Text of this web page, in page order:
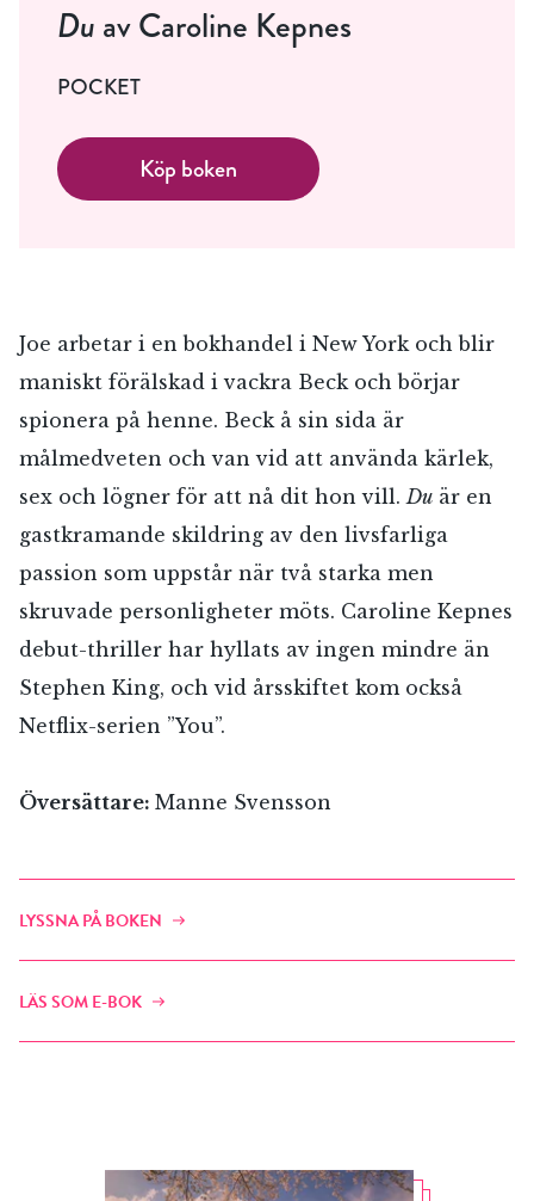
Duav Caroline Kepnes
POCKET
Köp boken
Joe arbetar i en bokhandel i New York och blir
maniskt förälskad i vackra Beck och börjar
spionera på henne. Beck å sin sida är
målmedveten och van vid att använda kärlek,
sex och lögner för att nå dit hon vill.Du är en
gastkramande skildring av den livsfarliga
passion som uppstår när två starka men
skruvade personligheter möts. Caroline Kepnes
debut-thriller har hyllats av ingen mindre än
Stephen King, och vid årsskiftet kom också
Netflix-serien ”You”.
Översättare: Manne Svensson
LYSSNA PÅ BOKEN
LÄS SOM E-BOK